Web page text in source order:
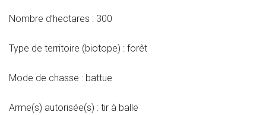
Nombre d’hectares : 300
Type de territoire (biotope) : forêt
Mode de chasse : battue
Arme(s) autorisée(s) : tir à balle